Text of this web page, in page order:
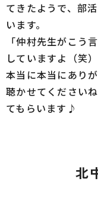
てきたようで、部
います。
「仲村先生がこう
していますよ（笑）
本当に本当にあり
聴かせてください
てもらいます♪
北